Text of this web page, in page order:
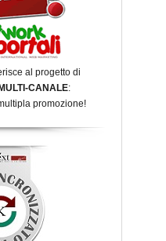
al progetto di
CANALE:
promozione!